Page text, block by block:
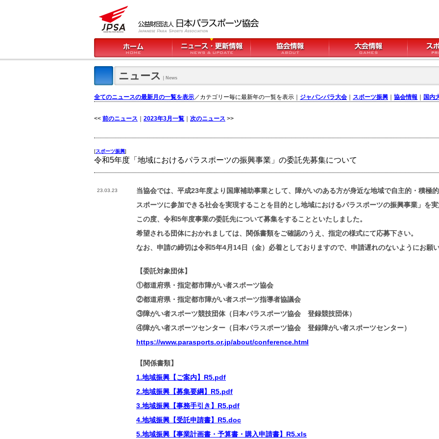
ニュース ｜News
全てのニュースの最新月の一覧を表示／カテゴリー毎に最新年の一覧を表示｜ ジャパンパラ大会 スポーツ振興 協会情報 国内
<< 前のニュース 2023年3月一覧 次のニュース >>
[スポーツ振興]
令和5年度「地域におけるパラスポーツの振興事業」の委託先募集について
23.03.23
当協会では、平成23年度より国庫補助事業として、障がいのある方が身近な地域で自主的・積極
スポーツに参加できる社会を実現することを目的とし地域におけるパラスポーツの振興事業」を実
この度、令和5年度事業の委託先について募集をすることといたしました。
希望される団体におかれましては、関係書類をご確認のうえ、指定の様式にて応募下さい。
なお、申請の締切は令和5年4月14日（金）必着としておりますので、申請遅れのないようにお願い
【委託対象団体】
①都道府県・指定都市障がい者スポーツ協会
②都道府県・指定都市障がい者スポーツ指導者協議会
③障がい者スポーツ競技団体（日本パラスポーツ協会 登録競技団体）
④障がい者スポーツセンター（日本パラスポーツ協会 登録障がい者スポーツセンター）
https://www.parasports.or.jp/about/conference.html
【関係書類】
1.地域振興【ご案内】R5.pdf
2.地域振興【募集要綱】R5.pdf
3.地域振興【事務手引き】R5.pdf
4.地域振興【受託申請書】R5.doc
5.地域振興【事業計画書・予算書・購入申請書】R5.xls